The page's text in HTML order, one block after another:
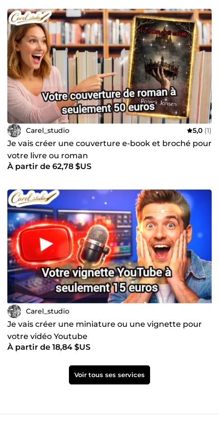
Carel_studio 5,0 (1)
Je vais créer une couverture e-book et broché pour
votre livre ou roman
À partir de 62,78 $US
Carel_studio
Je vais créer une miniature ou une vignette pour
votre vidéo Youtube
À partir de 18,84 $US
Voir tous ses services